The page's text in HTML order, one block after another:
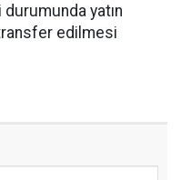
yatın
edilmesi